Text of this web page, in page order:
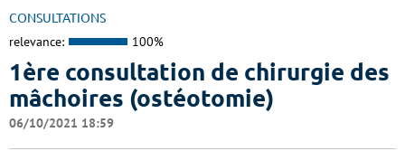
CONSULTATIONS
relevance: 100%
1ère consultation de chirurgie des
mâchoires (ostéotomie)
06/10/2021 18:59